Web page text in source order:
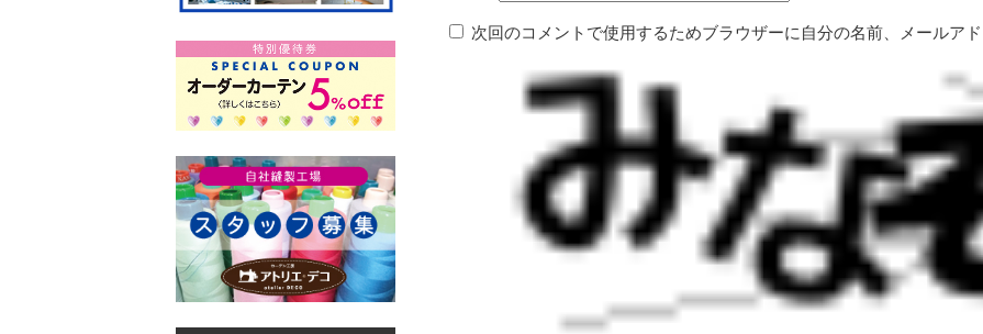
次回のコメントで使用するためブラウザーに自分の名前、メールアド